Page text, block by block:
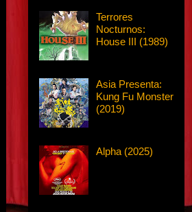
Terrores
Nocturnos:
House III (1989)
Asia Presenta:
Kung Fu Monster
(2019)
Alpha (2025)